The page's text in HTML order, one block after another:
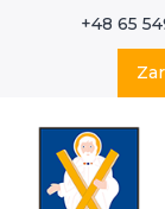
+48 65
Wyszukaj w